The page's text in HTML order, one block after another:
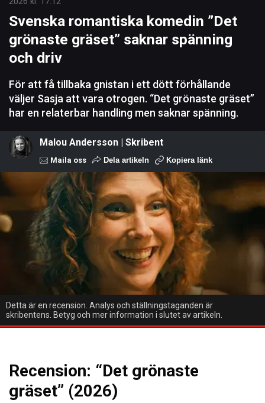
Svenska romantiska komedin ”Det
grönaste gräset” saknar spänning
och driv
För att få tillbaka gnistan i ett dött förhållande
väljer Sasja att vara otrogen. “Det grönaste gräset”
har en relaterbar handling men saknar spänning.
Malou Andersson | Skribent
Maila oss Dela artikeln Kopiera länk
Detta är en recension. Analys och ställningstaganden är
skribentens. Betyg och mer information i slutet av artikeln.
Recension: “Det grönaste
gräset” (2026)